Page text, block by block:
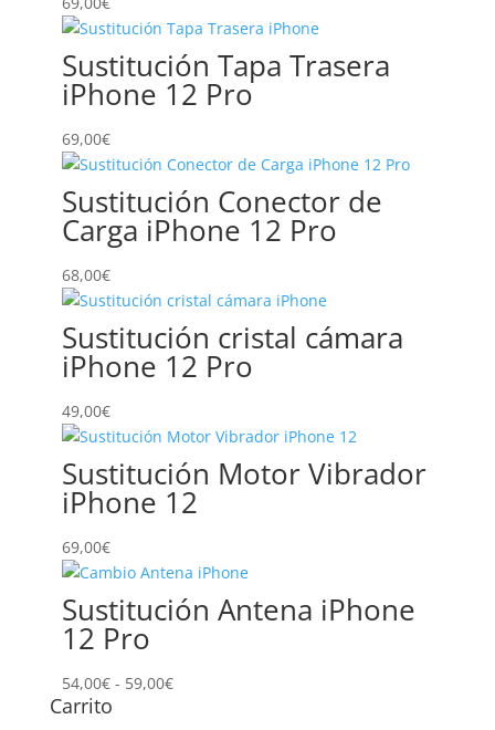
Sustitución Tapa Trasera
iPhone 12 Pro
69,00€
Sustitución Conector de
Carga iPhone 12 Pro
68,00€
Sustitución cristal cámara
iPhone 12 Pro
49,00€
Sustitución Motor Vibrador
iPhone 12
69,00€
Sustitución Antena iPhone
12 Pro
54,00€ - 59,00€Rango
Carrito